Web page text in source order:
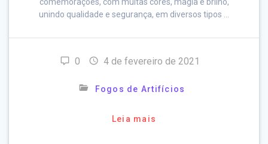
unindo qualidade e segurança, em diversos tipos …
0 4 de fevereiro de 2021
Fogos de Artifícios
Leia mais